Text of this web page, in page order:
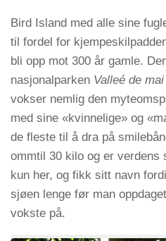
Bird Island med alle sine
til fordel for
bli opp mot 300 år gamle.
nasjonalparken Valleé de mai
vokser nemlig den
med sine «kvinnelige» og
de fleste til å dra på
ommtil 30 kilo og er
kun her, og fikk sitt navn
sjøen lenge før man
vokste på.